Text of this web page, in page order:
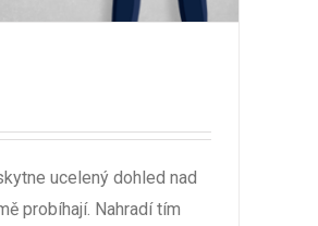
ucelený dohled nad
probíhají. Nahradí tím